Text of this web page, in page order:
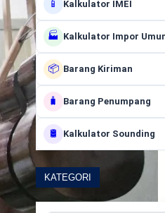
📱 Kalkulator IMEI
🏭 Kalkulator Impor
📦 Barang Kiriman
🧳 Barang Penumpang
🛢️ Kalkulator Sounding
KATEGORI